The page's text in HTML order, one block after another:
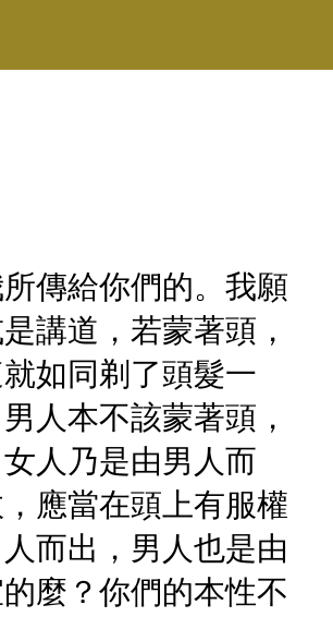
傳給你們的。我願
講道，若蒙著頭，
如同剃了頭髮一
人本不該蒙著頭，
人乃是由男人而
應當在頭上有服權
而出，男人也是由
麼？你們的本性不